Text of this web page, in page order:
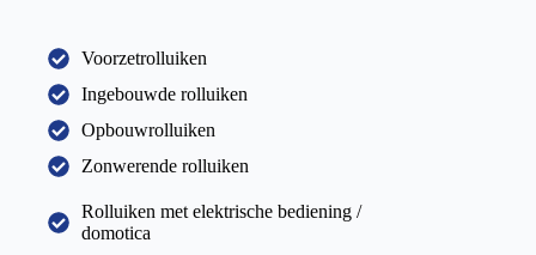
Voorzetrolluiken
Ingebouwde rolluiken
Opbouwrolluiken
Zonwerende rolluiken
Rolluiken met elektrische bediening /
domotica